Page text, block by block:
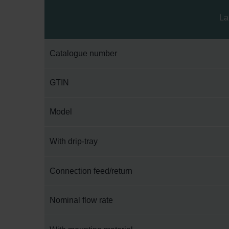
Catalogue number
GTIN
Model
With drip-tray
Connection feed/return
Nominal flow rate